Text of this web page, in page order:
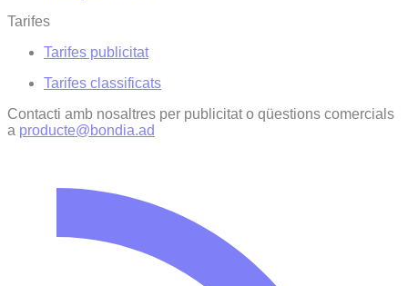
Tarifes
Tarifes publicitat
Tarifes classificats
Contacti amb nosaltres per publicitat o qüestions comercials
a producte@bondia.ad